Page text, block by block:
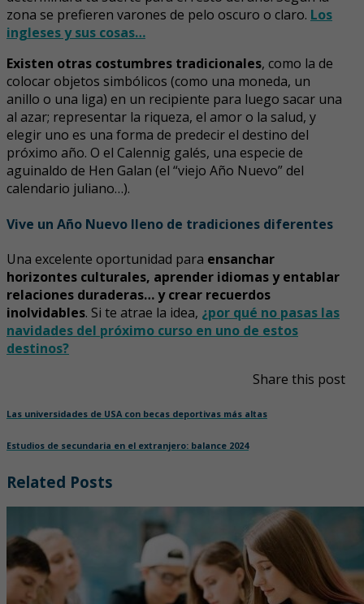
zona se prefieren varones de pelo oscuro o claro. Los
ingleses y sus cosas…
Existen otras costumbres tradicionales, como la de
colocar objetos simbólicos (como una moneda, un
anillo o una liga) en un recipiente para luego sacar una
al azar; representar la riqueza, el amor o la salud, y
elegir uno es una forma de predecir el destino del
próximo año. O el Calennig galés, una especie de
aguinaldo de Hen Galan (el “viejo Año Nuevo” del
calendario juliano…).
Vive un Año Nuevo lleno de tradiciones diferentes
Una excelente oportunidad para ensanchar
horizontes culturales, aprender idiomas y entablar
relaciones duraderas… y crear recuerdos
inolvidables. Si te atrae la idea, ¿por qué no pasas las
navidades del próximo curso en uno de estos
destinos?
Share this post
Las universidades de USA con becas deportivas más altas
Estudios de secundaria en el extranjero: balance 2024
Related Posts